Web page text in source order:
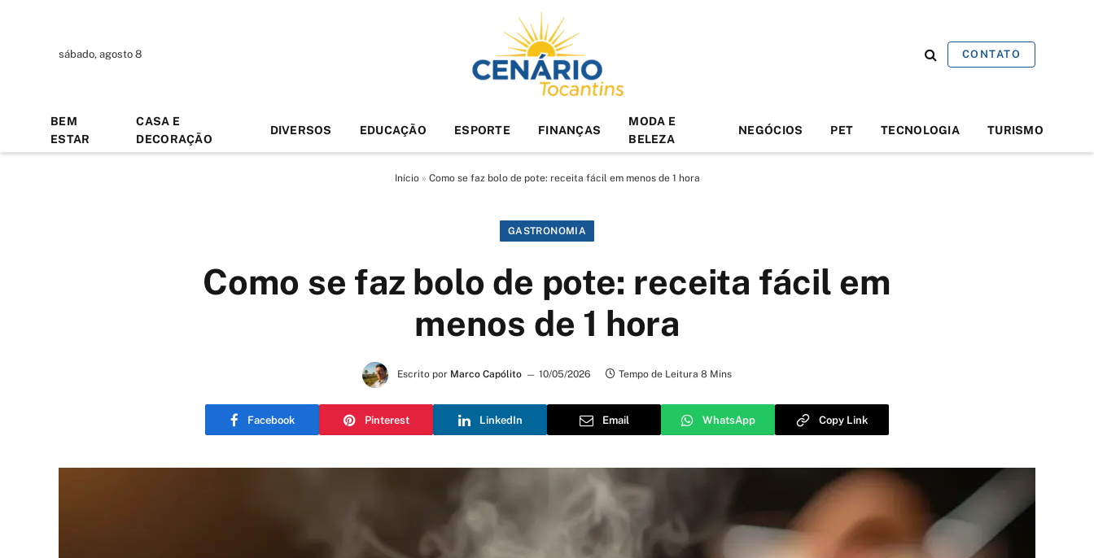
sábado, agosto 8 CONTATO
BEM
ESTAR
CASA E
DECORAÇÃO
DIVERSOS EDUCAÇÃO ESPORTE FINANÇAS
MODA E
BELEZA
NEGÓCIOS PET TECNOLOGIA TURISMO
Início» Como se faz bolo de pote: receita fácil em menos de 1 hora
GASTRONOMIA
Como se faz bolo de pote: receita fácil em
menos de 1 hora
Escrito por Marco Capólito 10/05/2026 Tempo de Leitura 8 Mins
Facebook Pinterest LinkedIn Email WhatsApp Copy Link